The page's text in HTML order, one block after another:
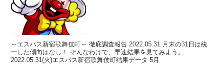
～エスパス新宿歌舞伎町～ 徹底調査報告 2022.05.31 月末の31日は統
一した傾向はなし！ そんなわけで、早速結果を見てみよう。
2022.05.31(火)エスパス新宿歌舞伎町結果データ 5月